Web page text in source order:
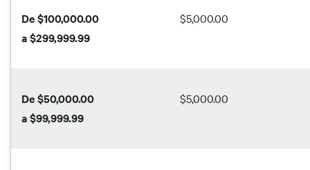
De $100,000.00
a $299,999.99
$5,000.00
De $50,000.00
a $99,999.99
$5,000.00